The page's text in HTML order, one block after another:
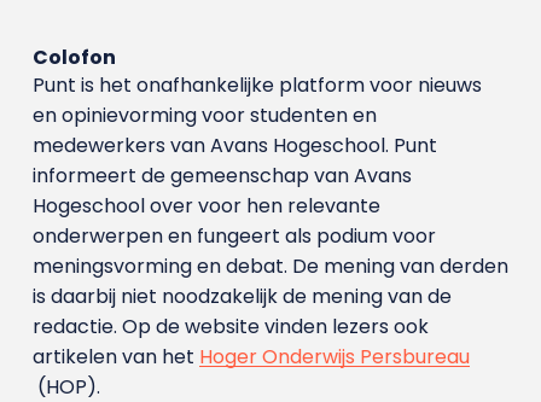
Colofon
Punt is het onafhankelijke platform voor nieuws
en opinievorming voor studenten en
medewerkers van Avans Hoge­school. Punt
informeert de gemeenschap van Avans
Hogeschool over voor hen relevante
onderwerpen en fungeert als podium voor
meningsvorming en debat. De mening van derden
is daarbij niet noodzakelijk de mening van de
redactie. Op de website vinden lezers ook
artikelen van het Hoger Onderwijs Persbureau
(HOP).